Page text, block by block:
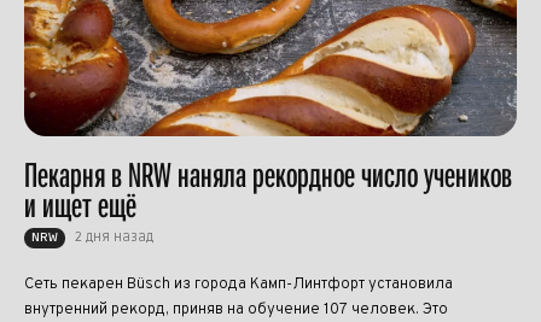
Пекарня в NRW наняла рекордное число учеников
и ищет ещё
NRW 2 дня назад
Сеть пекарен Büsch из города Камп-Линтфорт установила
внутренний рекорд, приняв на обучение 107 человек. Это